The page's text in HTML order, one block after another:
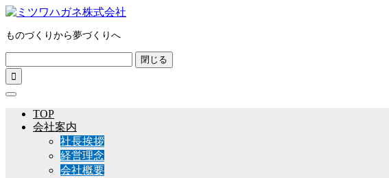
ものづくりから夢づくりへ
閉じる

TOP
会社案内
社長挨拶
経営理念
会社概要